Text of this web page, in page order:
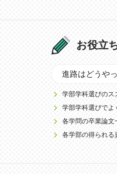
お役立
進路はどうや
学部学科選びのス
学部学科選びでよ
各学問の卒業論文
各学部の得られる